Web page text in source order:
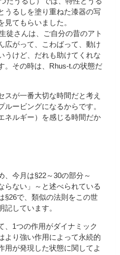
うるしを塗り重ねた漆器の写
てもらいました。
徒さんは、ご自分の昔のアト
広がって、こわばって、動け
うけど、だれも助けてくれな
。その時は、Rhus-t.の状態だ
スが一番大切な時間だと考え
ービングになるからです。
ネルギー）を感じる時間だか
、今月は§22～30の部分～
らない」～と述べられている
§26で、類似の法則をこの世
記しています。
、1つの作用がダイナミック
より強い作用によって永続的
用が発現した状態に関してよ